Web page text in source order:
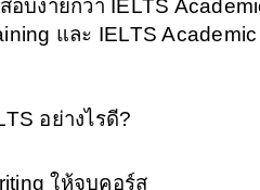
อบง่ายกว่า IELTS
และ IELTS Academic
อย่างไรดี?
ให้จบคอร์ส